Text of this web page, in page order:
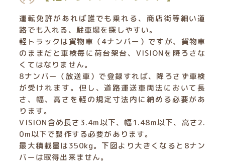
運転免許があれば誰でも乗れる、商店街等細い道
路でも入れる、駐車場を探しやすい。
軽トラックは貨物車（4ナンバー）ですが、貨物車
のままだと車検毎に荷台架台、VISIONを降ろさな
くてはなりません。
8ナンバー（放送車）で登録すれば、降ろさず車検
が受けれます。但し、道路運送車両法において長
さ、幅、高さを軽の規定寸法内に納める必要があ
ります。
VISION含め長さ3.4m以下、幅1.48m以下、高さ2.
0m以下で製作する必要があります。
最大積載量は350kg。下図より大きくなると8ナン
バーは取得出来ません。